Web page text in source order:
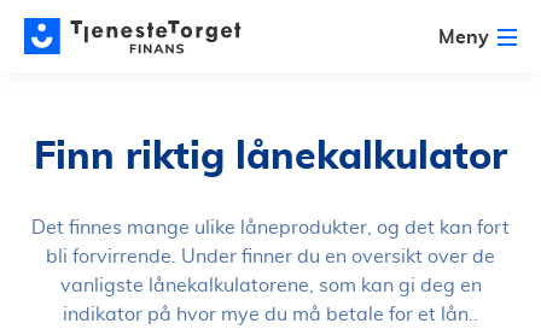
Meny
Finn riktig lånekalkulator
Det finnes mange ulike låneprodukter, og det kan fort
bli forvirrende. Under finner du en oversikt over de
vanligste lånekalkulatorene, som kan gi deg en
indikator på hvor mye du må betale for et lån..